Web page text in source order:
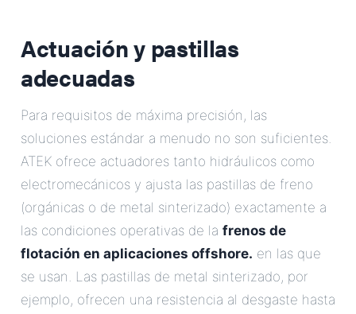
Actuación y pastillas
adecuadas
Para requisitos de máxima precisión, las
soluciones estándar a menudo no son suficientes.
ATEK ofrece actuadores tanto hidráulicos como
electromecánicos y ajusta las pastillas de freno
(orgánicas o de metal sinterizado) exactamente a
las condiciones operativas de la frenos de
flotación en aplicaciones offshore. en las que
se usan. Las pastillas de metal sinterizado, por
ejemplo, ofrecen una resistencia al desgaste hasta